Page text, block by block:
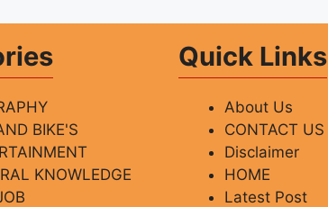
BIKE'S
KNOWLEDGE
Quick Links
About Us
CONTACT US
Disclaimer
HOME
Latest Post